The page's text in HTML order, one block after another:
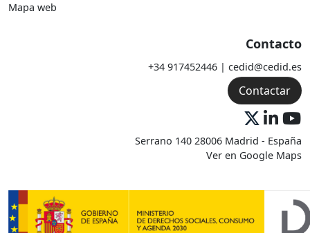
Mapa web
Contacto
+34 917452446 | cedid@cedid.es
Contactar
Serrano 140 28006 Madrid - España
Ver en Google Maps